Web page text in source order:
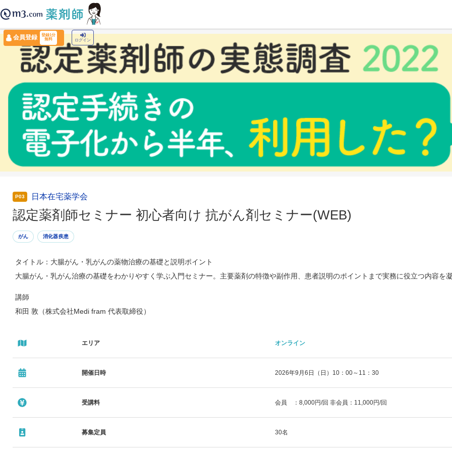
会員登録
登録1分
無料
ログイン
› 認定薬剤師セミナー 初心者向け 抗がん剤セミナー(WEB)
P03 日本在宅薬学会
認定薬剤師セミナー 初心者向け 抗がん剤セミナー(WEB)
がん 消化器疾患
タイトル：大腸がん・乳がんの薬物治療の基礎と説明ポイント
大腸がん・乳がん治療の基礎をわかりやすく学ぶ入門セミナー。主要薬剤の特徴や副作用、患者説明のポイントまで実務に役立つ内容を
講師
和田 敦（株式会社Medi fram 代表取締役）
エリア オンライン
開催日時 2026年9月6日（日）10：00～11：30
受講料 会員 ：8,000円/回 非会員：11,000円/回
募集定員 30名